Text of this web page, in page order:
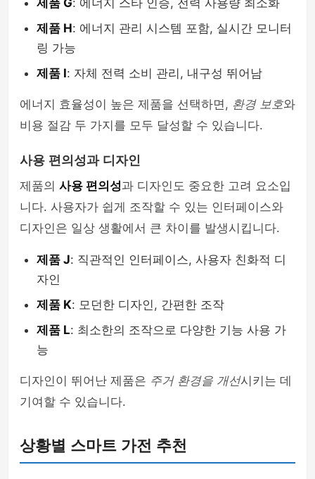
제품 G: 에너지 스타 인증, 전력 사용량 최소화
제품 H: 에너지 관리 시스템 포함, 실시간 모니터
링 가능
제품 I: 자체 전력 소비 관리, 내구성 뛰어남
에너지 효율성이 높은 제품을 선택하면, 환경 보호와
비용 절감 두 가지를 모두 달성할 수 있습니다.
사용 편의성과 디자인
제품의 사용 편의성과 디자인도 중요한 고려 요소입
니다. 사용자가 쉽게 조작할 수 있는 인터페이스와
디자인은 일상 생활에서 큰 차이를 발생시킵니다.
제품 J: 직관적인 인터페이스, 사용자 친화적 디
자인
제품 K: 모던한 디자인, 간편한 조작
제품 L: 최소한의 조작으로 다양한 기능 사용 가
능
디자인이 뛰어난 제품은 주거 환경을 개선시키는 데
기여할 수 있습니다.
상황별 스마트 가전 추천